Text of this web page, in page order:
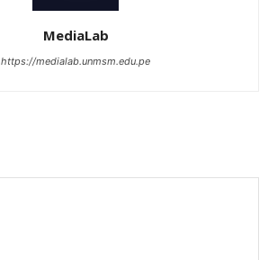
MediaLab
https://medialab.unmsm.edu.pe